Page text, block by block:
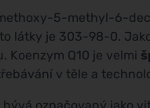
5-methyl-6-
látky je 303-98-0.
Koenzym Q10 je velmi
v těle a
označovaný jako